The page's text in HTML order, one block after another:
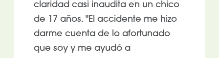
claridad casi inaudita en un chico
de 17 años. "El accidente me hizo
darme cuenta de lo afortunado
que soy y me ayudó a